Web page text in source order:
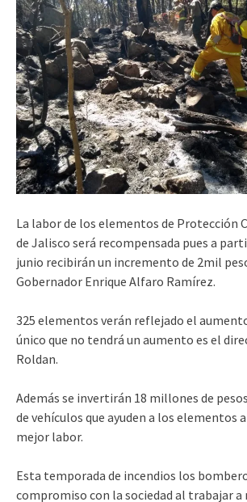
La labor de los elementos de Protección
de Jalisco será recompensada pues a
junio recibirán un incremento de 2mil
Gobernador Enrique Alfaro Ramírez.
325 elementos verán reflejado el
único que no tendrá un aumento es el
Roldan.
Además se invertirán 18 millones de
de vehículos que ayuden a los elementos
mejor labor.
Esta temporada de incendios los
compromiso con la sociedad al trabajar a